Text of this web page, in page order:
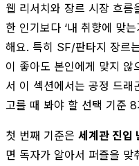
웹 리서치와 장르 시장 흐
한 인기보다 ‘내 취향에 맞
해요. 특히 SF/판타지 장르
이 좋아도 본인에게 맞지 않
서 이 섹션에서는 공정 드
고를 때 봐야 할 선택 기준
첫 번째 기준은 세계관 진입
면 독자가 알아서 퍼즐을 맞